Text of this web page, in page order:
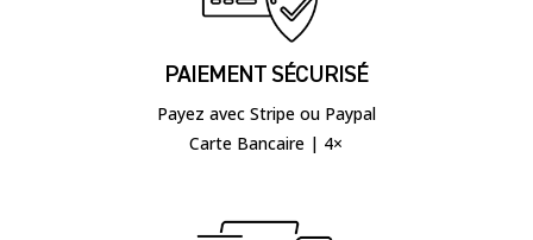
PAIEMENT SÉCURISÉ
Payez avec Stripe ou Paypal
Carte Bancaire | 4×